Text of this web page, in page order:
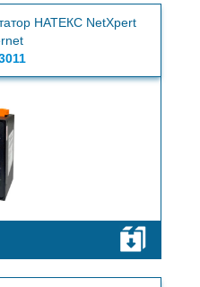
НАТЕКС NetXpert